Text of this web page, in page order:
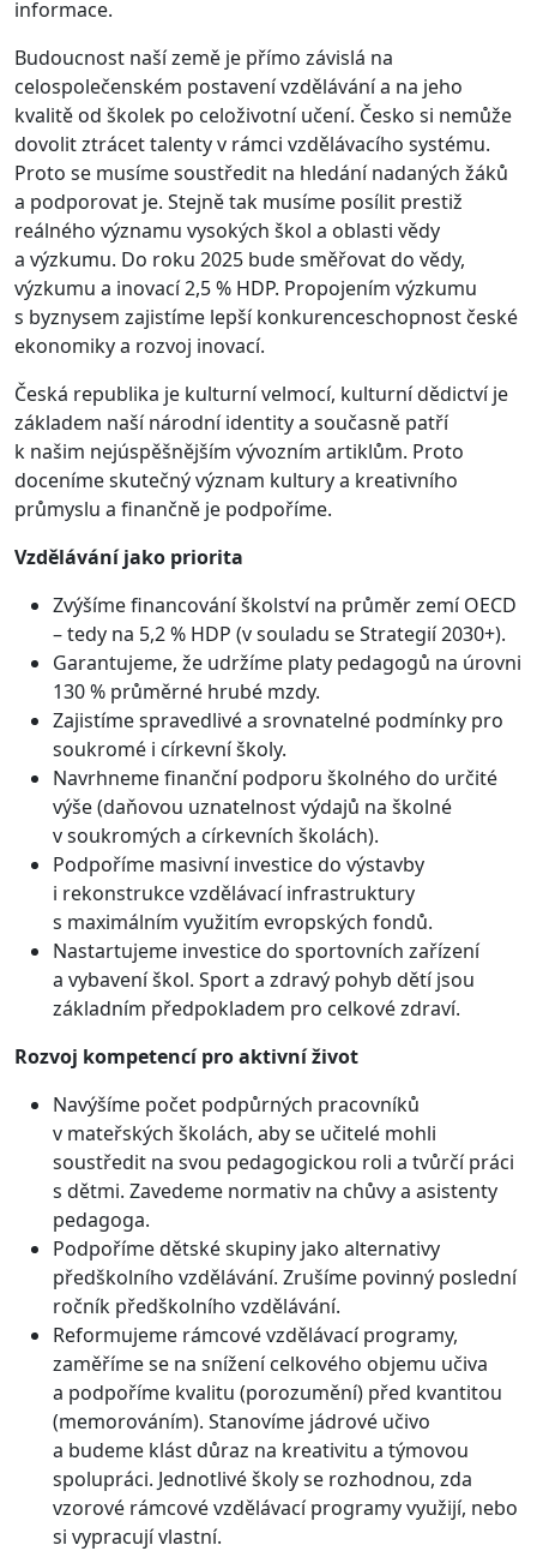
informace.
Budoucnost naší země je přímo závislá na
celospolečenském postavení vzdělávání a na jeho
kvalitě od školek po celoživotní učení. Česko si nemůže
dovolit ztrácet talenty v rámci vzdělávacího systému.
Proto se musíme soustředit na hledání nadaných žáků
a podporovat je. Stejně tak musíme posílit prestiž
reálného významu vysokých škol a oblasti vědy
a výzkumu. Do roku 2025 bude směřovat do vědy,
výzkumu a inovací 2,5 % HDP. Propojením výzkumu
s byznysem zajistíme lepší konkurenceschopnost české
ekonomiky a rozvoj inovací.
Česká republika je kulturní velmocí, kulturní dědictví je
základem naší národní identity a současně patří
k našim nejúspěšnějším vývozním artiklům. Proto
doceníme skutečný význam kultury a kreativního
průmyslu a finančně je podpoříme.
Vzdělávání jako priorita
Zvýšíme financování školství na průměr zemí OECD
– tedy na 5,2 % HDP (v souladu se Strategií 2030+).
Garantujeme, že udržíme platy pedagogů na úrovni
130 % průměrné hrubé mzdy.
Zajistíme spravedlivé a srovnatelné podmínky pro
soukromé i církevní školy.
Navrhneme finanční podporu školného do určité
výše (daňovou uznatelnost výdajů na školné
v soukromých a církevních školách).
Podpoříme masivní investice do výstavby
i rekonstrukce vzdělávací infrastruktury
s maximálním využitím evropských fondů.
Nastartujeme investice do sportovních zařízení
a vybavení škol. Sport a zdravý pohyb dětí jsou
základním předpokladem pro celkové zdraví.
Rozvoj kompetencí pro aktivní život
Navýšíme počet podpůrných pracovníků
v mateřských školách, aby se učitelé mohli
soustředit na svou pedagogickou roli a tvůrčí práci
s dětmi. Zavedeme normativ na chůvy a asistenty
pedagoga.
Podpoříme dětské skupiny jako alternativy
předškolního vzdělávání. Zrušíme povinný poslední
ročník předškolního vzdělávání.
Reformujeme rámcové vzdělávací programy,
zaměříme se na snížení celkového objemu učiva
a podpoříme kvalitu (porozumění) před kvantitou
(memorováním). Stanovíme jádrové učivo
a budeme klást důraz na kreativitu a týmovou
spolupráci. Jednotlivé školy se rozhodnou, zda
vzorové rámcové vzdělávací programy využijí, nebo
si vypracují vlastní.